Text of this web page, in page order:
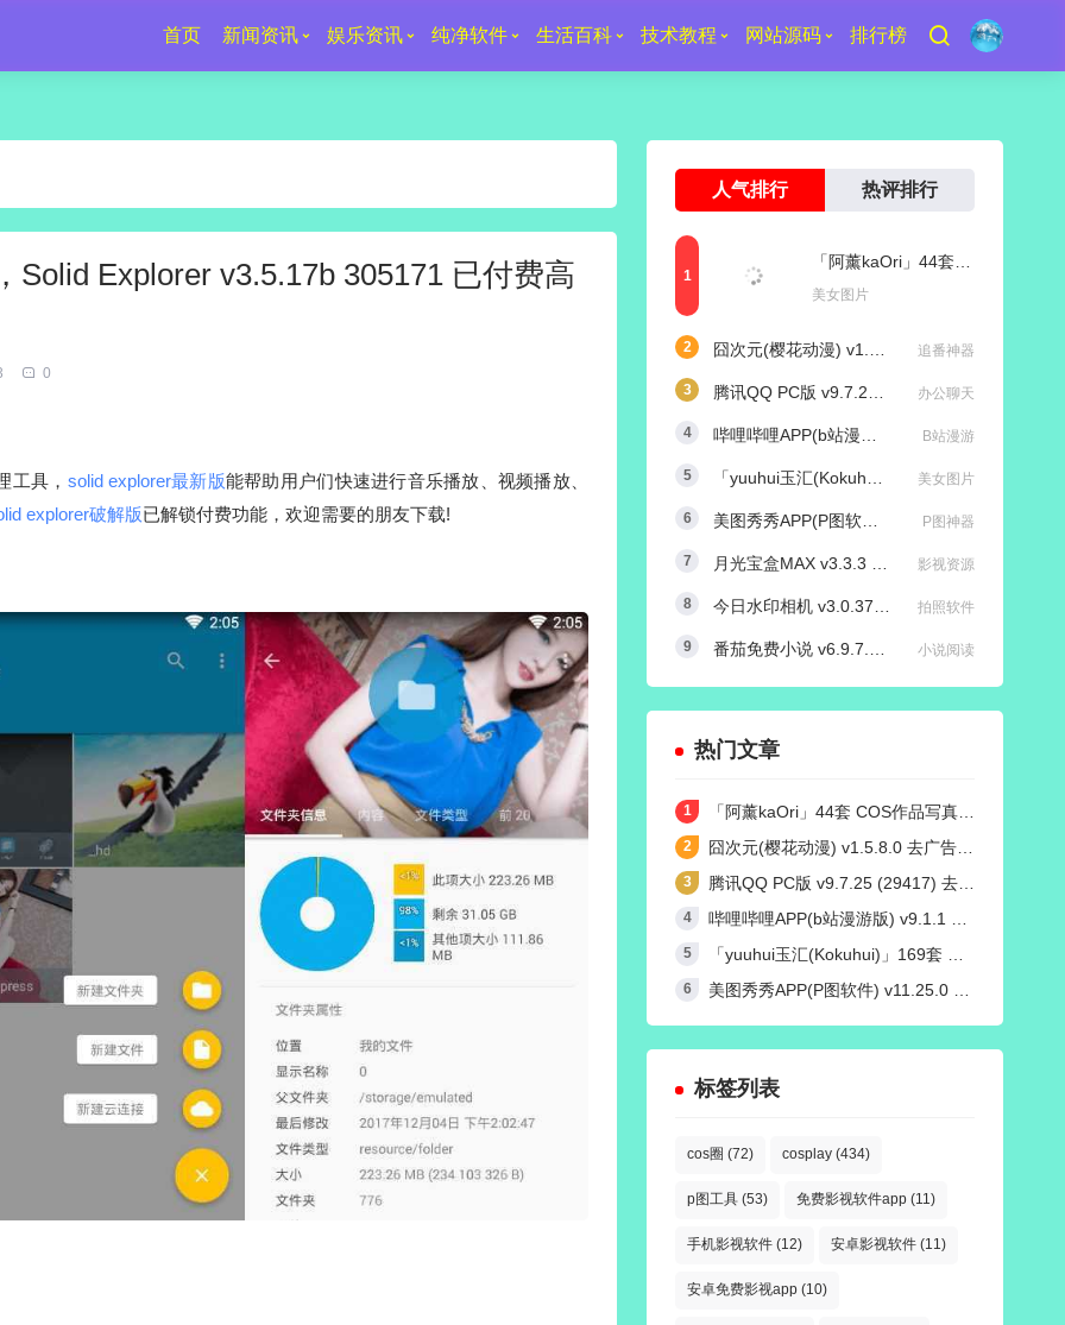
首页 新闻资讯 娱乐资讯 纯净软件 生活百科 技术教程 网站源码 排行榜
Explorer v3.5.17b 305171 已付费高
0
工具， solid explorer最新版能帮助用户们快速进行音乐播放、视频播放、
explorer破解版已解锁付费功能，欢迎需要的朋友下载!
人气排行 热评排行
美女图片
追番神器
办公聊天
B站漫游
美女图片
P图神器
影视资源
拍照软件
小说阅读
热门文章
「阿薰kaOri」44套 COS作品写真合集[持续更新]，一个独特的Coser魅力
囧次元(樱花动漫) v1.5.8.0 去广告纯净版
腾讯QQ PC版 v9.7.25 (29417) 去广告防撤回绿色精简版
哔哩哔哩APP(b站漫游版) v9.1.1 哔哩漫游去广告解除版权受限
「yuuhui玉汇(Kokuhui)」169套 COS作品写真合集[持续更新],燃尽魅力的Coser之旅
美图秀秀APP(P图软件) v11.25.0 去广告永久VIP解锁版
标签列表
cos圈 (72) cosplay (434)
p图工具 (53) 免费影视软件app (11)
手机影视软件 (12) 安卓影视软件 (11)
安卓免费影视app (10)